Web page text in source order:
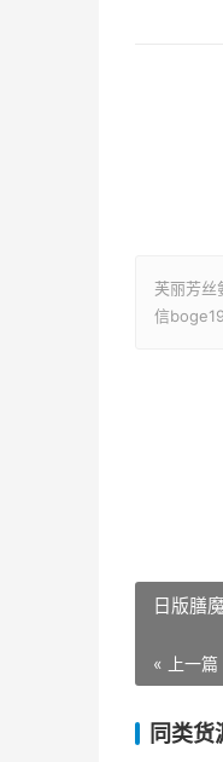
芙丽芳丝
信
日版膳
« 上一篇
同类货